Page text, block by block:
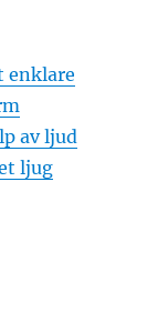
enklare
av ljud
ljug